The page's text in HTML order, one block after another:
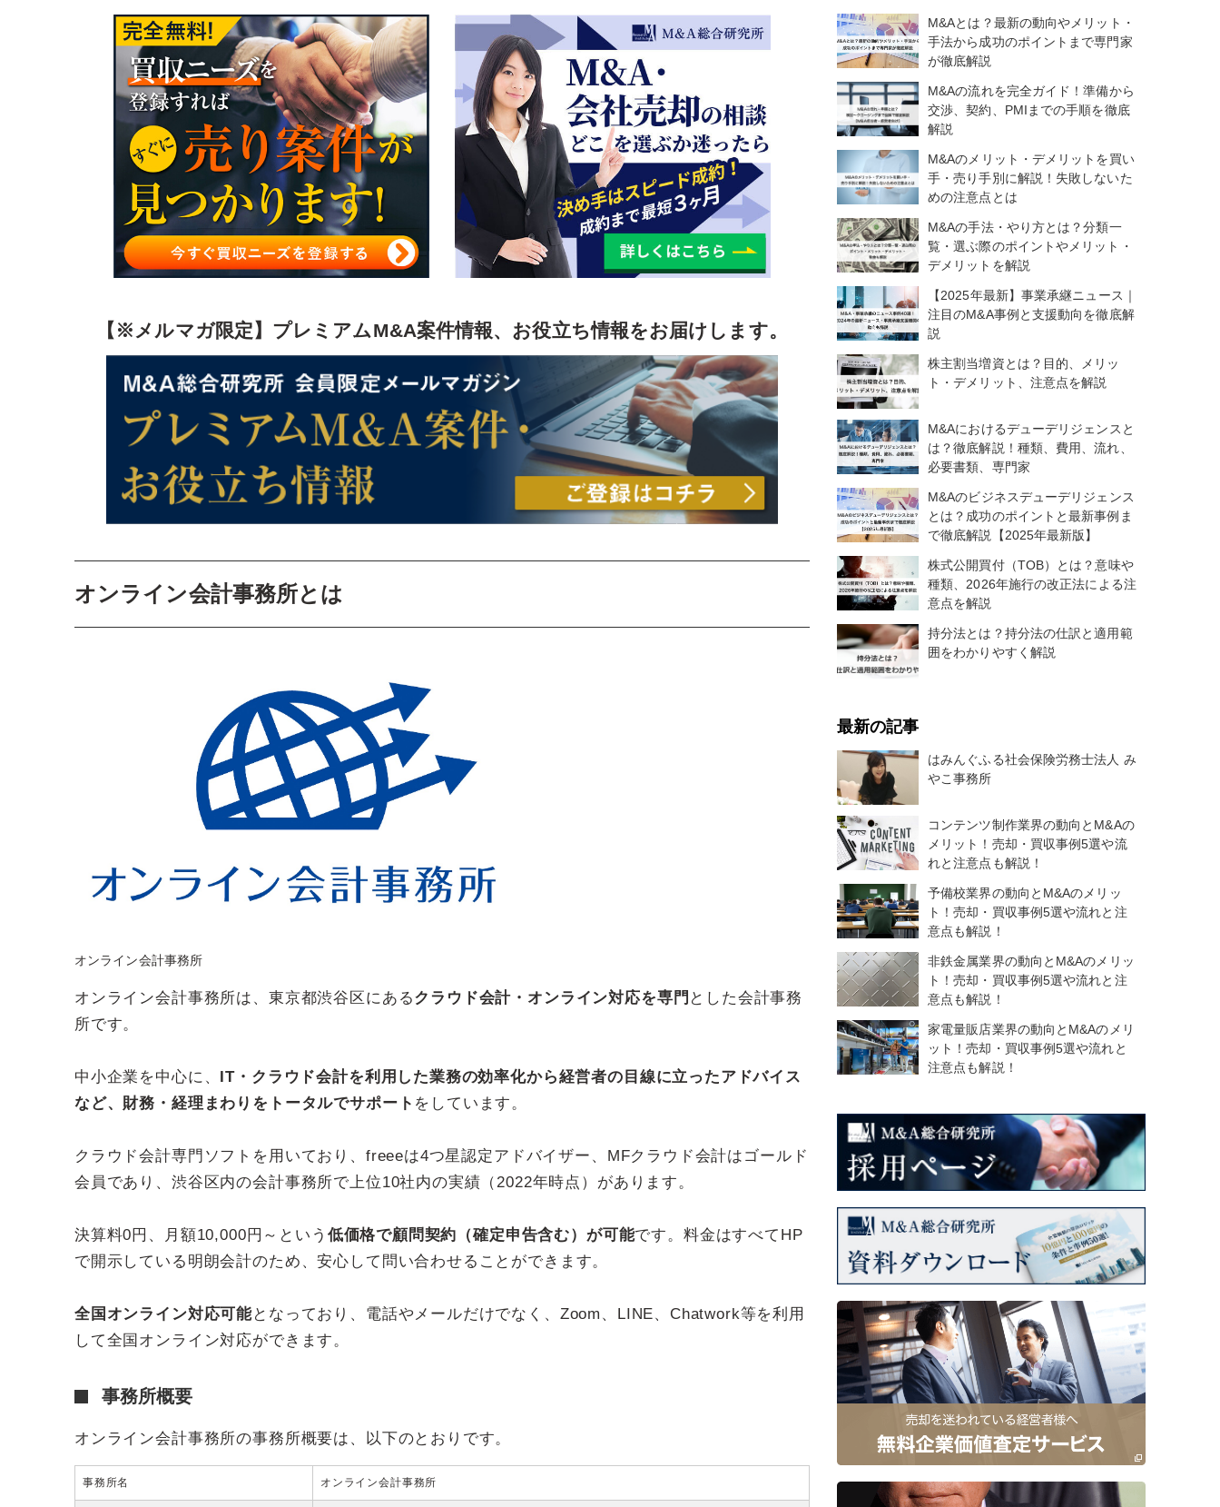
オンライン会計事務所の強み・魅力
まとめ
【※メルマガ限定】プレミアムM&A案件情報、お役立ち情報をお届けします。
オンライン会計事務所とは
オンライン会計事務所
オンライン会計事務所は、東京都渋谷区にあるクラウド会計・オンライン対応を専門 とした会計事務
所です。
中小企業を中心に、
IT・クラウド会計を利用した業務の効率化から経営者の目線に立ったアドバイス
など、財務・経理まわりをトータルでサポート をしています。
クラウド会計専門ソフトを用いており、freeeは4つ星認定アドバイザー、MFクラウド会計はゴールド
会員であり、渋谷区内の会計事務所で上位10社内の実績（2022年時点）があります。
決算料0円、月額10,000円～という 低価格で顧問契約（確定申告含む）が可能です。料金はすべてHP
で開示している明朗会計のため、安心して問い合わせることができます。
全国オンライン対応可能となっており、電話やメールだけでなく、Zoom、LINE、Chatwork等を利用
して全国オンライン対応ができます。
事務所概要
オンライン会計事務所の事務所概要は、以下のとおりです。
事務所名 オンライン会計事務所
M&Aとは？最新の動向やメリット・
手法から成功のポイントまで専門家
が徹底解説
M&Aの流れを完全ガイド！準備から
交渉、契約、PMIまでの手順を徹底
解説
M&Aのメリット・デメリットを買い
手・売り手別に解説！失敗しないた
めの注意点とは
M&Aの手法・やり方とは？分類一
覧・選ぶ際のポイントやメリット・
デメリットを解説
【2025年最新】事業承継ニュース｜
注目のM&A事例と支援動向を徹底解
説
株主割当増資とは？目的、メリッ
ト・デメリット、注意点を解説
M&Aにおけるデューデリジェンスと
は？徹底解説！種類、費用、流れ、
必要書類、専門家
M&Aのビジネスデューデリジェンス
とは？成功のポイントと最新事例ま
で徹底解説【2025年最新版】
株式公開買付（TOB）とは？意味や
種類、2026年施行の改正法による注
意点を解説
持分法とは？持分法の仕訳と適用範
囲をわかりやすく解説
最新の記事
はみんぐふる社会保険労務士法人 み
やこ事務所
コンテンツ制作業界の動向とM&Aの
メリット！売却・買収事例5選や流
れと注意点も解説！
予備校業界の動向とM&Aのメリッ
ト！売却・買収事例5選や流れと注
意点も解説！
非鉄金属業界の動向とM&Aのメリッ
ト！売却・買収事例5選や流れと注
意点も解説！
家電量販店業界の動向とM&Aのメリ
ット！売却・買収事例5選や流れと
注意点も解説！